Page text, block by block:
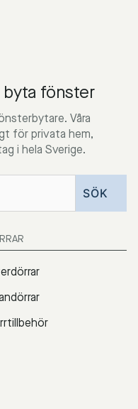
byta fönster
Våra
för privata hem,
i hela Sverige.